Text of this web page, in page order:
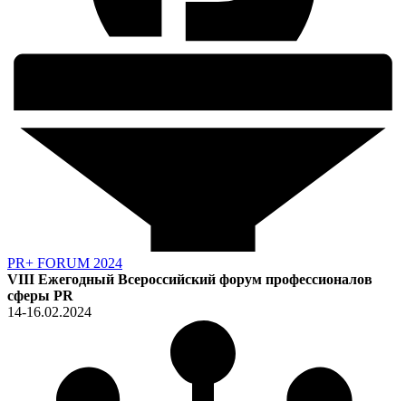
PR+ FORUM 2024
VIII Ежегодный Всероссийский форум профессионалов
сферы PR
14-16.02.2024